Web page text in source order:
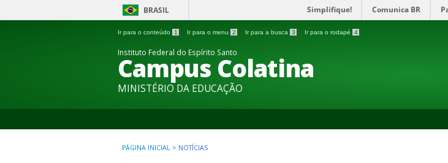
BRASIL Simplifique! Comunica BR
Ir para o conteúdo 1 Ir para o menu 2 Ir para a busca 3 Ir para o rodapé 4
Instituto Federal do Espírito Santo
Campus Colatina
MINISTÉRIO DA EDUCAÇÃO
PÁGINA INICIAL > NOTÍCIAS